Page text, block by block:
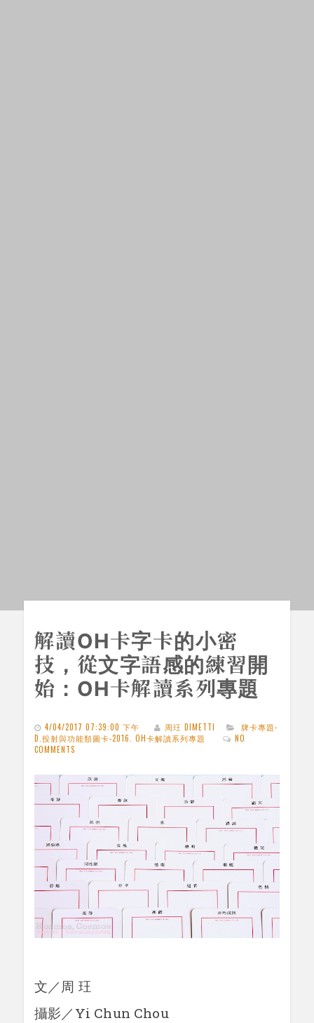
解讀OH卡字卡的小密
技，從文字語感的練習開
始：OH卡解讀系列專題
4/04/2017 07:39:00 下午 周玨 DIMETTI
牌卡專題-
D.投射與功能類圖卡-2016. OH卡解讀系列專題
NO
COMMENTS
文／周 玨
攝影／Yi Chun Chou